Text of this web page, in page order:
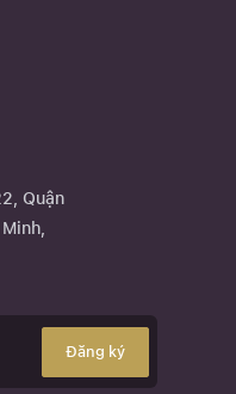
Quận
Đăng ký